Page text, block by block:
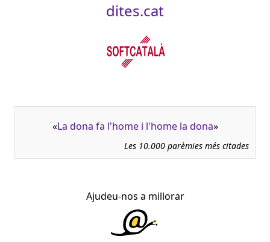
dites.cat
«La dona fa l'home i l'home la dona»
Les 10.000 parèmies més citades
Ajudeu-nos a millorar